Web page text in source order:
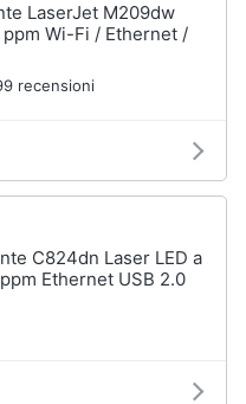
LaserJet M209dw
Wi-Fi / Ethernet /
recensioni
C824dn Laser LED a
Ethernet USB 2.0